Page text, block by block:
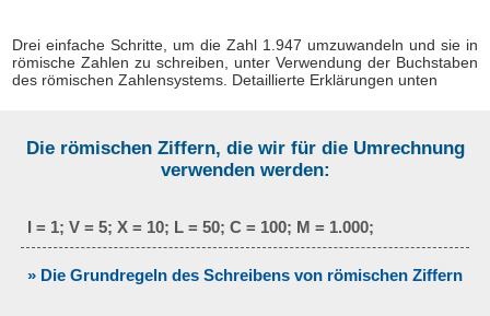
Drei einfache Schritte, um die Zahl 1.947 umzuwandeln und sie in
römische Zahlen zu schreiben, unter Verwendung der Buchstaben
des römischen Zahlensystems. Detaillierte Erklärungen unten
Die römischen Ziffern, die wir für die Umrechnung
verwenden werden:
I = 1; V = 5; X = 10; L = 50; C = 100; M = 1.000;
» Die Grundregeln des Schreibens von römischen Ziffern